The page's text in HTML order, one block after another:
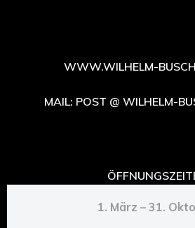
WWW.WILHELM-
MAIL: POST @ WILHELM-
1. März – 31.